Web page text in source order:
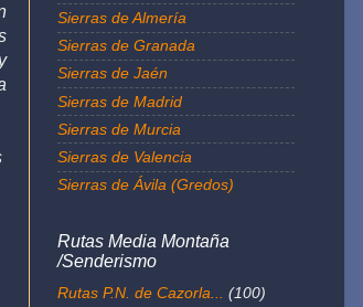
Sierras de Almería
Sierras de Granada
Sierras de Jaén
Sierras de Madrid
Sierras de Murcia
Sierras de Valencia
Sierras de Ávila (Gredos)
Rutas Media Montaña
/Senderismo
Rutas P.N. de Cazorla... (100)